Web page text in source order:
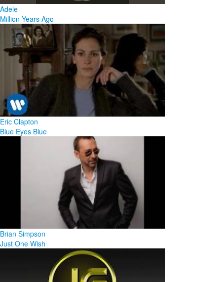
Adele
Million Years Ago
Eric Clapton
Blue Eyes Blue
Brian Simpson
Just One Wish